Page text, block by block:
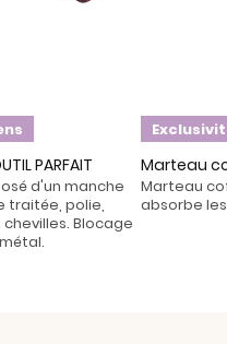
PARFAIT
d'un manche
traitée, polie,
Blocage
Marteau
Marteau
absorbe